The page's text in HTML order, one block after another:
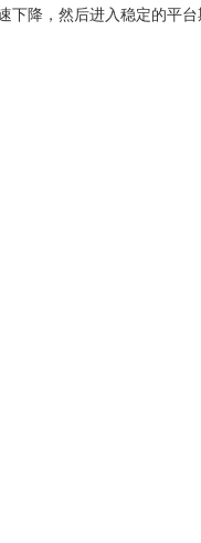
降，然后进入稳定的平